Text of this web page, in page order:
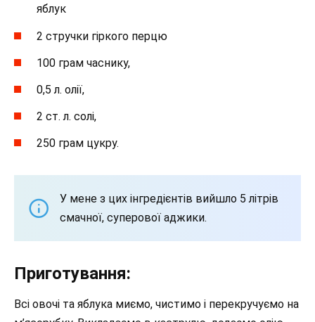
яблук
2 стручки гіркого перцю
100 грам часнику,
0,5 л. олії,
2 ст. л. солі,
250 грам цукру.
У мене з цих інгредієнтів вийшло 5 літрів
смачної, суперової аджики.
Приготування:
Всі овочі та яблука миємо, чистимо і перекручуємо на